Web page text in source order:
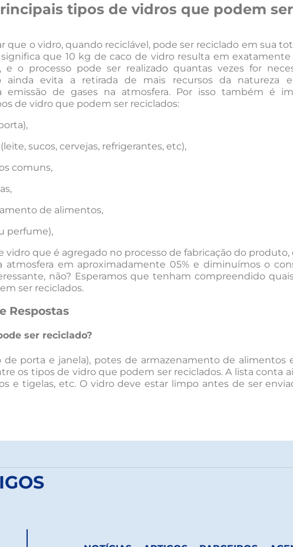
tipos de vidros que podem ser
que o vidro, quando reciclável, pode ser reciclado em sua
que 10 kg de caco de vidro resulta em exatamente
e o processo pode ser realizado quantas vezes for
ainda evita a retirada de mais recursos da natureza
emissão de gases na atmosfera. Por isso também é
de vidro que podem ser reciclados:
sucos, cervejas, refrigerantes, etc),
comuns,
de alimentos,
perfume),
vidro que é agregado no processo de fabricação do
atmosfera em aproximadamente 05% e diminuímos o
não? Esperamos que tenham compreendido
ser reciclados.
Respostas
ser reciclado?
porta e janela), potes de armazenamento de alimentos
os tipos de vidro que podem ser reciclados. A lista conta
e tigelas, etc. O vidro deve estar limpo antes de ser